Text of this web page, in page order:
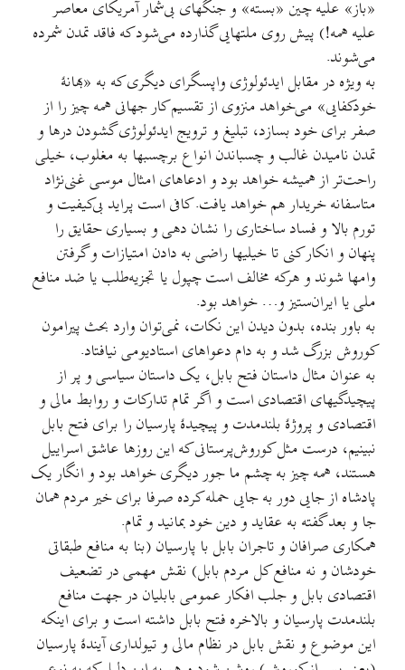
«باز» علیه چین «بسته» و جنگهای بی‌شمار آمریکای معاصر
علیه همه!) پیش روی ملتهایی گذارده می‌شود که فاقد تمدن شمرده
می‌شوند.
به ویژه در مقابل ایدئولوژی واپسگرای دیگری که به «بهانهٔ
خودکفایی» می‌خواهد منزوی از تقسیم کار جهانی همه چیز را از
صفر برای خود بسازد، تبلیغ و ترویج ایدئولوژی گشودن درها و
تمدن نامیدن غالب و چسباندن انواع برچسبها به مغلوب، خیلی
راحت‌تر از همیشه خواهد بود و ادعاهای امثال موسی غنی‌نژاد
متاسفانه خریدار هم خواهد یافت. کافی است پراید بی‌کیفیت و
تورم بالا و فساد ساختاری را نشان دهی و بسیاری حقایق را
پنهان و انکار کنی تا خیلیها راضی به دادن امتیازات و گرفتن
وامها شوند و هرکه مخالف است چپول یا تجزیه‌طلب یا ضد منافع
ملی یا ایران‌ستیز و… خواهد بود.
به باور بنده، بدون ديدن این نکات، نمی‌توان وارد بحث پیرامون
کوروش بزرگ شد و به دام دعواهای استادیومی نیافتاد.
به عنوان مثال داستان فتح بابل، یک داستان سیاسی و پر از
پیچیدگیهای اقتصادی است و اگر تمام تدارکات و روابط مالی و
اقتصادی و پروژهٔ بلندمدت و پیچیدهٔ پارسیان را برای فتح بابل
نبینیم، درست مثل کوروش‌پرستانی که این روزها عاشق اسراییل
هستند، همه چیز به چشم ما جور دیگری خواهد بود و انگار یک
پادشاه از جایی دور به جایی حمله کرده صرفا برای خیر مردم همان
جا و بعد گفته به عقاید و دین خود بمانید و تمام.
همکاری صرافان و تاجران بابل با پارسیان (بنا به منافع طبقاتی
خودشان و نه منافع کل مردم بابل) نقش مهمی در تضعیف
اقتصادی بابل و جلب افکار عمومی بابلیان در جهت منافع
بلندمدت پارسیان و بالاخره فتح بابل داشته است و برای اینکه
این موضوع و نقش بابل در نظام مالی و تیولداری آیندهٔ پارسیان